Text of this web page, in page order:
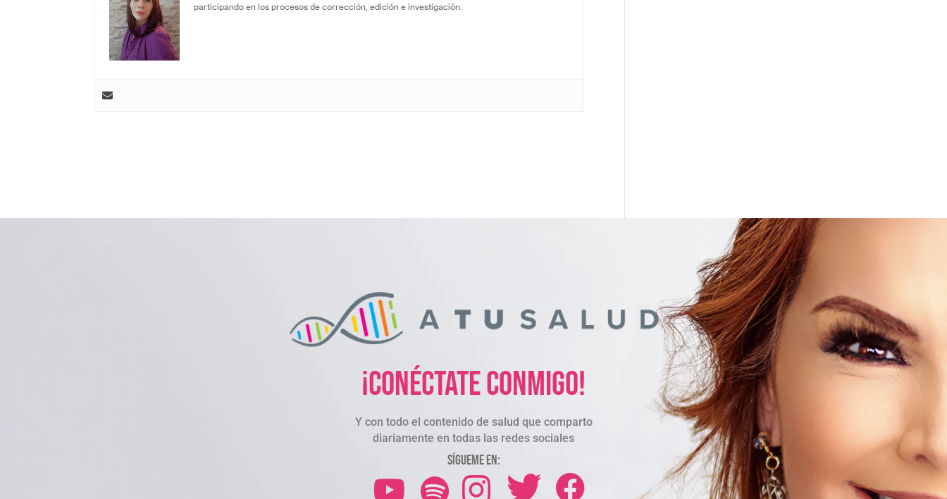
participando en los procesos de corrección, edición e investigación.
¡Conéctate conmigo!
Y con todo el contenido de salud que comparto
diariamente en todas las redes sociales
Sígueme en: